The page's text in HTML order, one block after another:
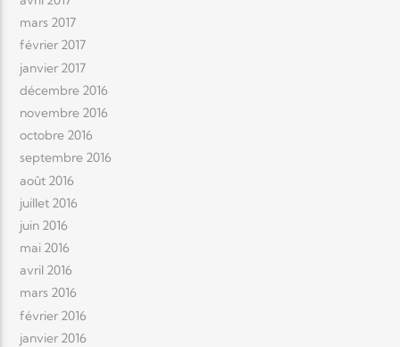
mars 2017
février 2017
janvier 2017
décembre 2016
novembre 2016
octobre 2016
septembre 2016
août 2016
juillet 2016
juin 2016
mai 2016
avril 2016
mars 2016
février 2016
janvier 2016